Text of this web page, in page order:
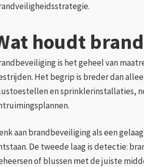
houdt
is het geheel van
Het begrip is breder dan
en sprinklerinstallaties,
aan brandbeveiliging als een
De tweede laag is detectie:
of blussen met de juiste